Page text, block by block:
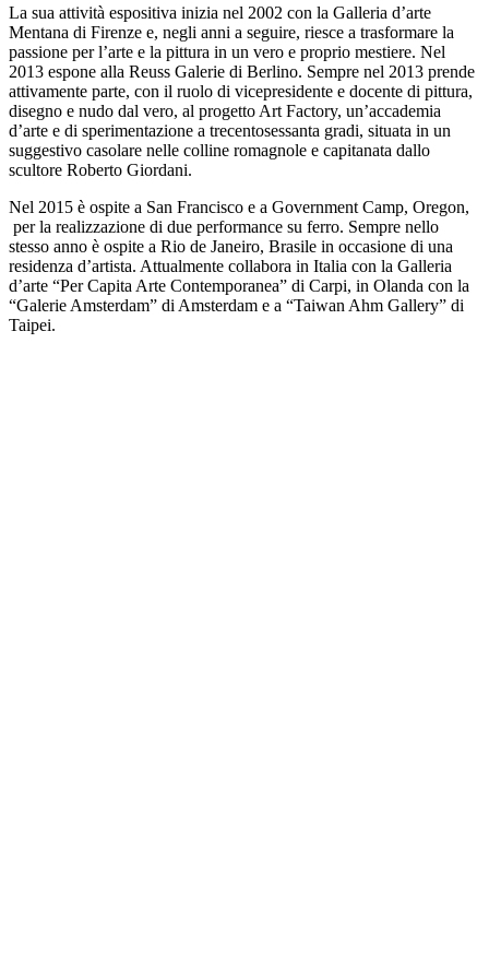
La sua attività espositiva inizia nel 2002 con la Galleria d’arte
Mentana di Firenze e, negli anni a seguire, riesce a trasformare la
passione per l’arte e la pittura in un vero e proprio mestiere. Nel
2013 espone alla Reuss Galerie di Berlino. Sempre nel 2013 prende
attivamente parte, con il ruolo di vicepresidente e docente di pittura,
disegno e nudo dal vero, al progetto Art Factory, un’accademia
d’arte e di sperimentazione a trecentosessanta gradi, situata in un
suggestivo casolare nelle colline romagnole e capitanata dallo
scultore Roberto Giordani.
Nel 2015 è ospite a San Francisco e a Government Camp, Oregon,
per la realizzazione di due performance su ferro. Sempre nello
stesso anno è ospite a Rio de Janeiro, Brasile in occasione di una
residenza d’artista. Attualmente collabora in Italia con la Galleria
d’arte “Per Capita Arte Contemporanea” di Carpi, in Olanda con la
“Galerie Amsterdam” di Amsterdam e a “Taiwan Ahm Gallery” di
Taipei.